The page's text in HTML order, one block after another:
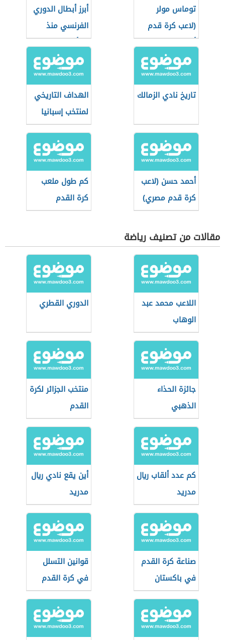
توماس مولر
(لاعب كرة قدم
ألماني)
أبرز أبطال الدوري
الفرنسي منذ
نشأته
تاريخ نادي الزمالك
الهداف التاريخي
لمنتخب إسبانيا
أحمد حسن (لاعب
كرة قدم مصري)
كم طول ملعب
كرة القدم
مقالات من تصنيف رياضة
اللاعب محمد عبد
الوهاب
الدوري القطري
جائزة الحذاء
الذهبي
منتخب الجزائر لكرة
القدم
كم عدد ألقاب ريال
مدريد
أين يقع نادي ريال
مدريد
صناعة كرة القدم
في باكستان
قوانين التسلل
في كرة القدم